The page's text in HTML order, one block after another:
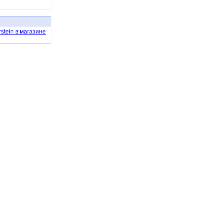
в магазине